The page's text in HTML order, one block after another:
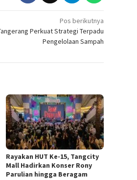
Pos berikutnya
Perkuat Strategi Terpadu
Pengelolaan Sampah
Rayakan HUT Ke-15, Tangcity
Mall Hadirkan Konser Rony
Parulian hingga Beragam